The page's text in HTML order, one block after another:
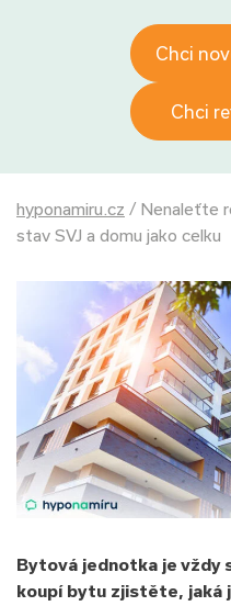
Chci
Chci
hyponamiru.cz / Nenaleťte
stav SVJ a domu jako celku
Bytová jednotka je vždy
koupí bytu zjistěte, jaká